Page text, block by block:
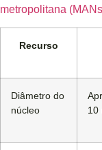
metropolitana
Recurso
Diâmetro do
núcleo
10